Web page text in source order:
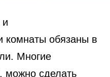
и
комнаты обязаны в
Многие
можно сделать